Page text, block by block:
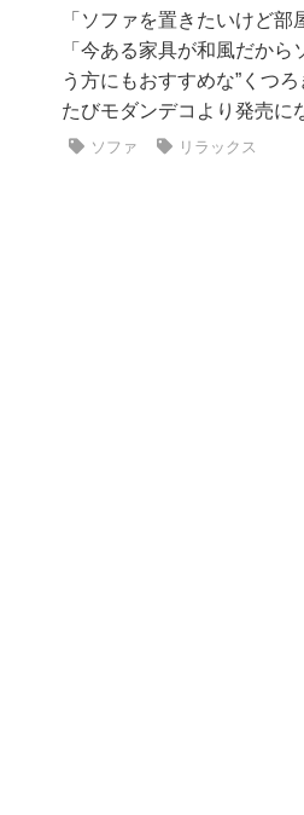
「ソファを置きたいけど部
「今ある家具が和風だか
う方にもおすすめな”くつ
たびモダンデコより発売に
ソファ リラックス